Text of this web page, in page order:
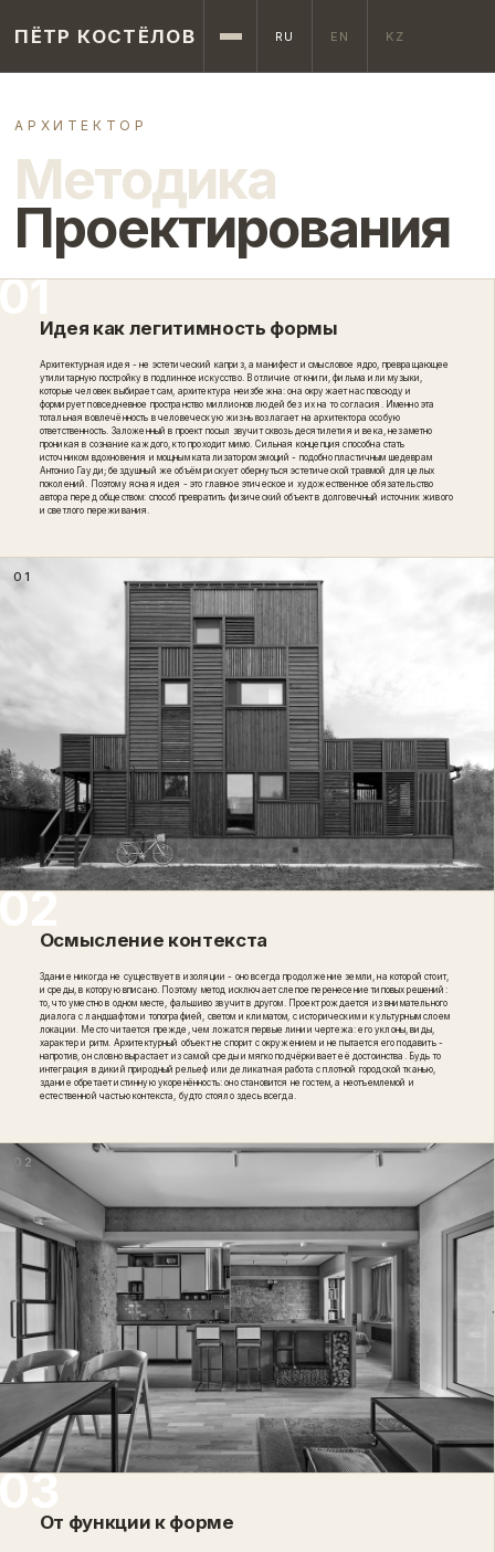
ПЁТР КОСТЁЛОВ RU EN KZ
АРХИТЕКТОР
Методика
Проектирования
Идея как легитимность формы
Архитектурная идея - не эстетический каприз, а манифест и смысловое ядро, превращающее
утилитарную постройку в подлинное искусство. В отличие от книги, фильма или музыки,
которые человек выбирает сам, архитектура неизбежна: она окружает нас повсюду и
формирует повседневное пространство миллионов людей без их на то согласия. Именно эта
тотальная вовлечённость в человеческую жизнь возлагает на архитектора особую
ответственность. Заложенный в проект посыл звучит сквозь десятилетия и века, незаметно
проникая в сознание каждого, кто проходит мимо. Сильная концепция способна стать
источником вдохновения и мощным катализатором эмоций - подобно пластичным шедеврам
Антонио Гауди; бездушный же объём рискует обернуться эстетической травмой для целых
поколений. Поэтому ясная идея - это главное этическое и художественное обязательство
автора перед обществом: способ превратить физический объект в долговечный источник живого
и светлого переживания.
01
Осмысление контекста
Здание никогда не существует в изоляции - оно всегда продолжение земли, на которой стоит,
и среды, в которую вписано. Поэтому метод исключает слепое перенесение типовых решений:
то, что уместно в одном месте, фальшиво звучит в другом. Проект рождается из внимательного
диалога с ландшафтом и топографией, светом и климатом, с историческим и культурным слоем
локации. Место читается прежде, чем ложатся первые линии чертежа: его уклоны, виды,
характер и ритм. Архитектурный объект не спорит с окружением и не пытается его подавить -
напротив, он словно вырастает из самой среды и мягко подчёркивает её достоинства. Будь то
интеграция в дикий природный рельеф или деликатная работа с плотной городской тканью,
здание обретает истинную укоренённость: оно становится не гостем, а неотъемлемой и
естественной частью контекста, будто стояло здесь всегда.
02
От функции к форме